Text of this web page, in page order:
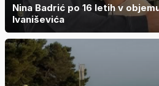
Nina Badrić po 16 letih v
Ivaniševića